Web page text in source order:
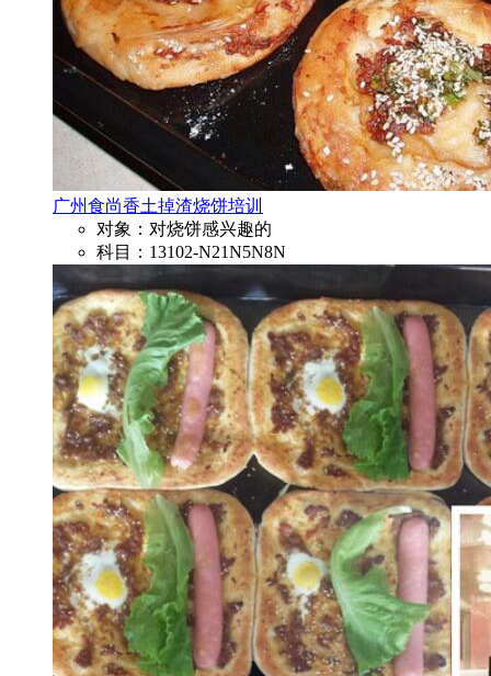
广州食尚香土掉渣烧饼培训
对象：对烧饼感兴趣的
科目：13102-N21N5N8N